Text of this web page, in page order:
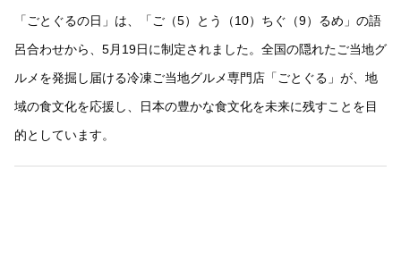
「ごとぐるの日」は、「ご（5）とう（10）ちぐ（9）るめ」の語
呂合わせから、5月19日に制定されました。全国の隠れたご当地グ
ルメを発掘し届ける冷凍ご当地グルメ専門店「ごとぐる」が、地
域の食文化を応援し、日本の豊かな食文化を未来に残すことを目
的としています。